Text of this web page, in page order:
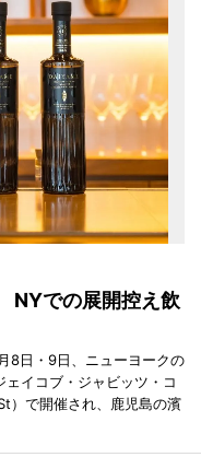
NYでの展開控え飲
8日・9日、ニューヨークの
イコブ・ジャビッツ・コ
）で開催され、鹿児島の濱